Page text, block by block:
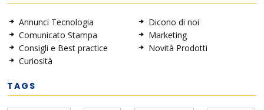
Annunci Tecnologia
Comunicato Stampa
Consigli e Best practice
Curiosità
Dicono di noi
Marketing
Novità Prodotti
TAGS